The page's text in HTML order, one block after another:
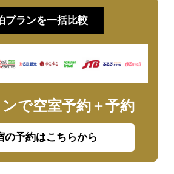
プランを一括比較
で空室予約＋予約
の予約はこちらから